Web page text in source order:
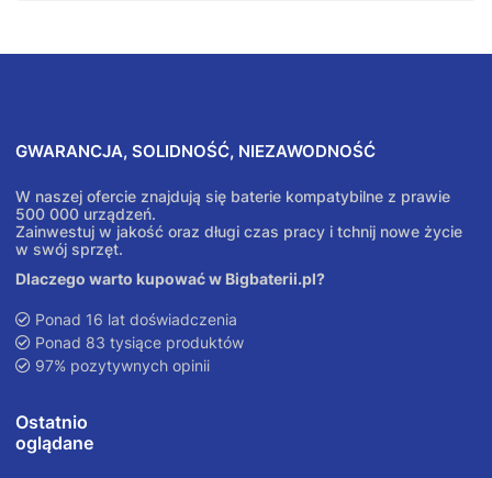
GWARANCJA, SOLIDNOŚĆ, NIEZAWODNOŚĆ
W naszej ofercie znajdują się baterie kompatybilne z prawie
500 000 urządzeń.
Zainwestuj w jakość oraz długi czas pracy i tchnij nowe życie
w swój sprzęt.
Dlaczego warto kupować w Bigbaterii.pl?
Ponad 16 lat doświadczenia
Ponad 83 tysiące produktów
97% pozytywnych opinii
Ostatnio
oglądane